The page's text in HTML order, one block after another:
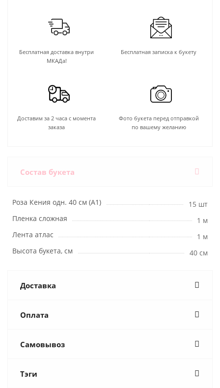
Бесплатная доставка внутри
МКАДа!
Бесплатная записка к букету
Доставим за 2 часа с момента
заказа
Фото букета перед отправкой
по вашему желанию
Состав букета
Роза Кения одн. 40 см (А1)
15 шт
Пленка сложная
1 м
Лента атлас
1 м
Высота букета, см
40 см
Доставка
Оплата
Самовывоз
Тэги